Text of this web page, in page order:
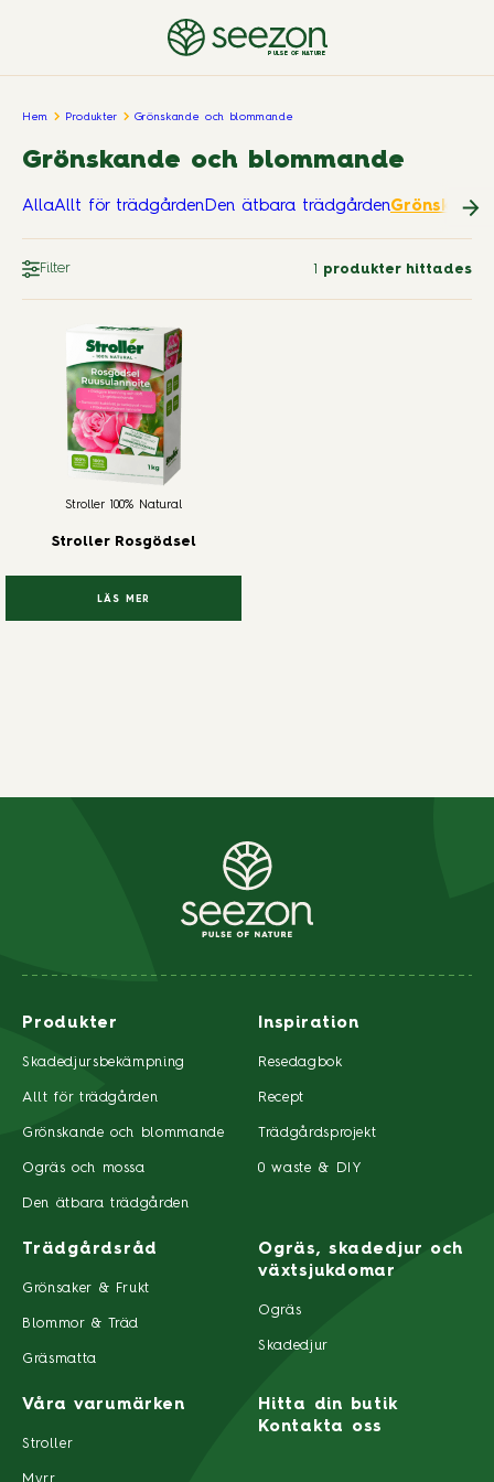
PULSE OF NATURE
Hem Produkter Grönskande och blommande
Grönskande och blommande
AllaAllt för trädgårdenDen ätbara trädgården
Filter 1 produkter hittades
Stroller 100% Natural
Stroller Rosgödsel
LÄS MER
Produkter
Skadedjursbekämpning
Allt för trädgården
Grönskande och blommande
Ogräs och mossa
Den ätbara trädgården
Inspiration
Resedagbok
Recept
Trädgårdsprojekt
0 waste & DIY
Trädgårdsråd
Grönsaker & Frukt
Blommor & Träd
Gräsmatta
Ogräs, skadedjur och
växtsjukdomar
Ogräs
Skadedjur
Våra varumärken
Stroller
Hitta din butik
Kontakta oss